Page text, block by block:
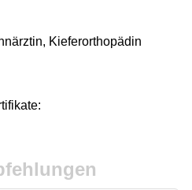
Kieferorthopädin